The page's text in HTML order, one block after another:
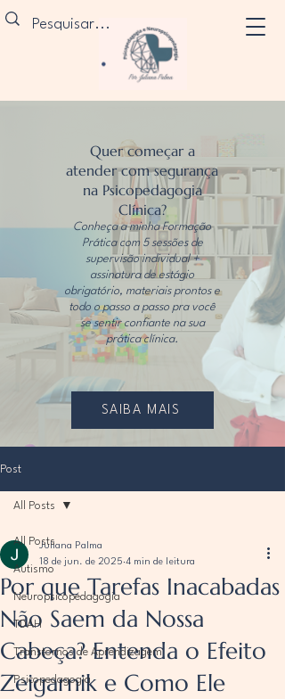
Quer começar a
atender com segurança
na Psicopedagogia
Clínica?
Conheça a minha Formação
Prática com 5 sessões de
supervisão individual +
assinatura de estágio
obrigatório, materiais prontos e
todo o passo a passo pra você
se sentir confiante na sua
prática clínica.
SAIBA MAIS
Post
All Posts
Autismo
Neuropsicopedagogia
TDAH
Transtornos de Aprendizagem
Psicopedagogia
All Posts
Por que Tarefas Inacabadas
Não Saem da Nossa
Cabeça? Entenda o Efeito
Zeigarnik e Como Ele
Juliana Palma
18 de jun. de 2025 4 min de leitura